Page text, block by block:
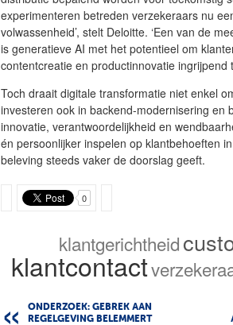
experimenteren betreden verzekeraars nu
volwassenheid’, stelt Deloitte. ‘Een van de
is generatieve AI met het potentieel om
contentcreatie en productinnovatie ingrijpend
Toch draait digitale transformatie niet enkel
investeren ook in backend-modernisering en
innovatie, verantwoordelijkheid en
én persoonlijker inspelen op klantbehoeften
beleving steeds vaker de doorslag geeft.
0
klantgerichtheid
klantcontact
ONDERZOEK: GEBREK AAN
REGELGEVING BELEMMERT